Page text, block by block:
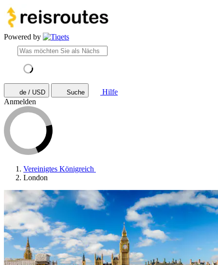
Powered by
de / USD Suche
Hilfe
Anmelden
Vereinigtes Königreich
London